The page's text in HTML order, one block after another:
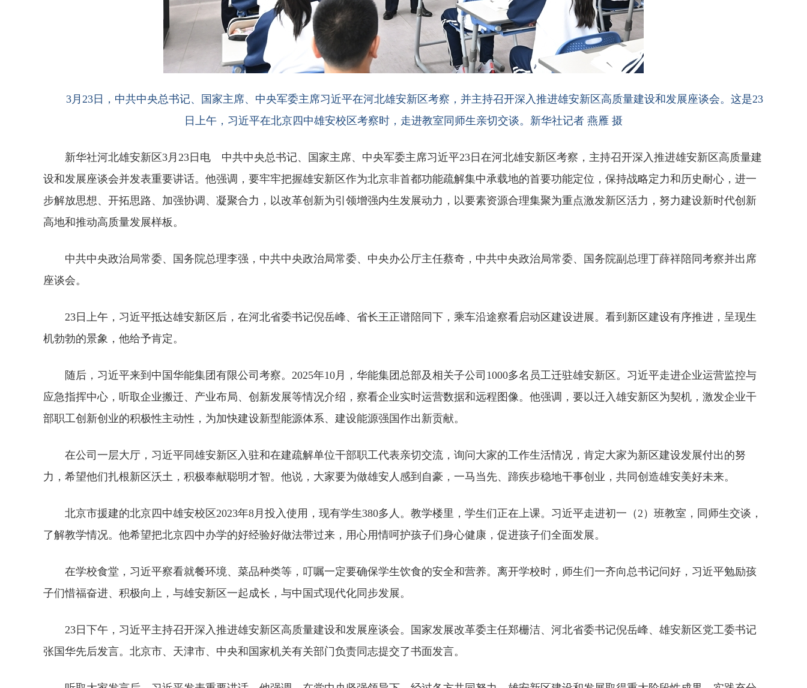
3月23日，中共中央总书记、国家主席、中央军委主席习近平在河北雄安新区考察，并主持召开深入推进雄安新区高质量建设和发展座谈会。这是23
日上午，习近平在北京四中雄安校区考察时，走进教室同师生亲切交谈。新华社记者 燕雁 摄
新华社河北雄安新区3月23日电 中共中央总书记、国家主席、中央军委主席习近平23日在河北雄安新区考察，主持召开深入推进雄安新区高质量建
设和发展座谈会并发表重要讲话。他强调，要牢牢把握雄安新区作为北京非首都功能疏解集中承载地的首要功能定位，保持战略定力和历史耐心，进一
步解放思想、开拓思路、加强协调、凝聚合力，以改革创新为引领增强内生发展动力，以要素资源合理集聚为重点激发新区活力，努力建设新时代创新
高地和推动高质量发展样板。
中共中央政治局常委、国务院总理李强，中共中央政治局常委、中央办公厅主任蔡奇，中共中央政治局常委、国务院副总理丁薛祥陪同考察并出席
座谈会。
23日上午，习近平抵达雄安新区后，在河北省委书记倪岳峰、省长王正谱陪同下，乘车沿途察看启动区建设进展。看到新区建设有序推进，呈现生
机勃勃的景象，他给予肯定。
随后，习近平来到中国华能集团有限公司考察。2025年10月，华能集团总部及相关子公司1000多名员工迁驻雄安新区。习近平走进企业运营监控与
应急指挥中心，听取企业搬迁、产业布局、创新发展等情况介绍，察看企业实时运营数据和远程图像。他强调，要以迁入雄安新区为契机，激发企业干
部职工创新创业的积极性主动性，为加快建设新型能源体系、建设能源强国作出新贡献。
在公司一层大厅，习近平同雄安新区入驻和在建疏解单位干部职工代表亲切交流，询问大家的工作生活情况，肯定大家为新区建设发展付出的努
力，希望他们扎根新区沃土，积极奉献聪明才智。他说，大家要为做雄安人感到自豪，一马当先、蹄疾步稳地干事创业，共同创造雄安美好未来。
北京市援建的北京四中雄安校区2023年8月投入使用，现有学生380多人。教学楼里，学生们正在上课。习近平走进初一（2）班教室，同师生交谈，
了解教学情况。他希望把北京四中办学的好经验好做法带过来，用心用情呵护孩子们身心健康，促进孩子们全面发展。
在学校食堂，习近平察看就餐环境、菜品种类等，叮嘱一定要确保学生饮食的安全和营养。离开学校时，师生们一齐向总书记问好，习近平勉励孩
子们惜福奋进、积极向上，与雄安新区一起成长，与中国式现代化同步发展。
23日下午，习近平主持召开深入推进雄安新区高质量建设和发展座谈会。国家发展改革委主任郑栅洁、河北省委书记倪岳峰、雄安新区党工委书记
张国华先后发言。北京市、天津市、中央和国家机关有关部门负责同志提交了书面发言。